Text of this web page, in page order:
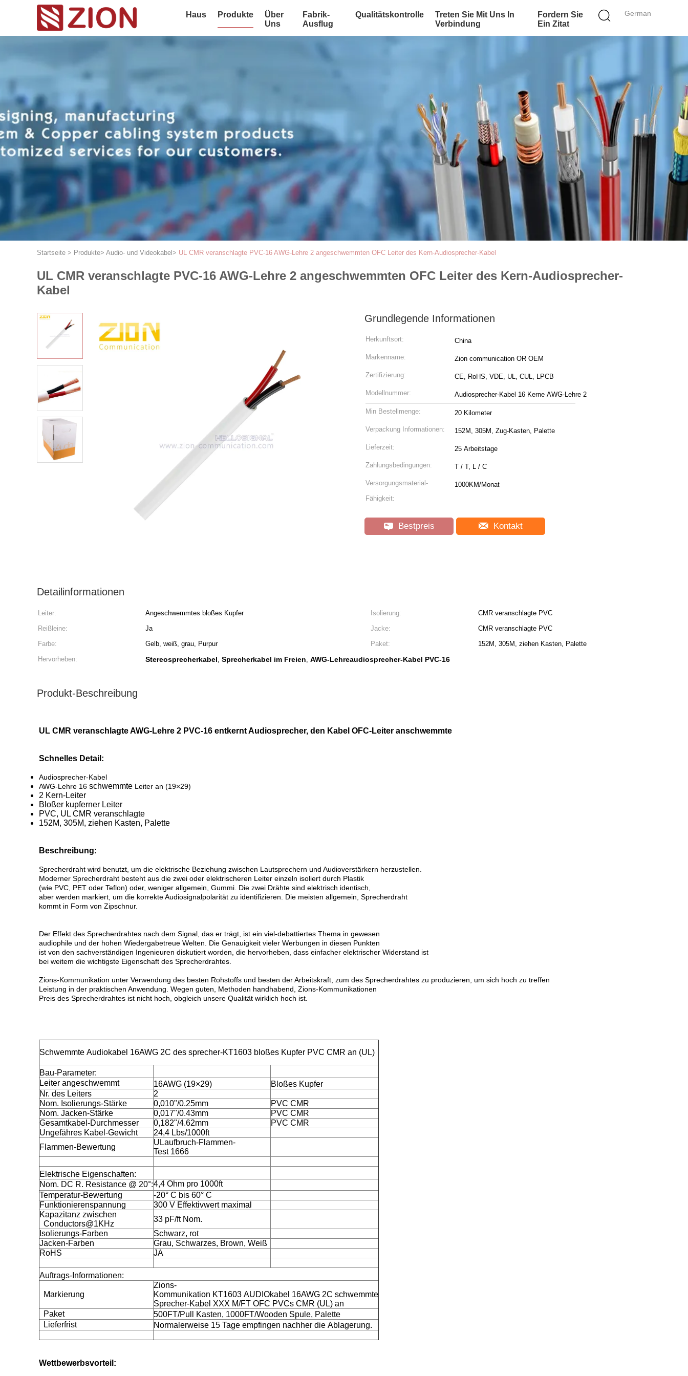
German
Haus Produkte
Über
Uns
Fabrik-
Ausflug
Qualitätskontrolle
Treten Sie Mit Uns In
Verbindung
Fordern Sie
Ein Zitat
Startseite > Produkte> Audio- und Videokabel > UL CMR veranschlagte PVC-16 AWG-Lehre 2 angeschwemmten OFC Leiter des Kern-Audiosprecher-Kabel
UL CMR veranschlagte PVC-16 AWG-Lehre 2 angeschwemmten OFC Leiter des Kern-Audiosprecher-
Kabel
Grundlegende Informationen
Herkunftsort: China
Markenname: Zion communication OR OEM
Zertifizierung: CE, RoHS, VDE, UL, CUL, LPCB
Modellnummer: Audiosprecher-Kabel 16 Kerne AWG-Lehre 2
Min Bestellmenge: 20 Kilometer
Verpackung Informationen: 152M, 305M, Zug-Kasten, Palette
Lieferzeit: 25 Arbeitstage
Zahlungsbedingungen: T / T, L / C
Versorgungsmaterial-
Fähigkeit:
1000KM/Monat
Bestpreis Kontakt
Detailinformationen
Leiter: Angeschwemmtes bloßes Kupfer Isolierung:
CMR veranschlagte PVC
Reißleine:
Ja Jacke:
CMR veranschlagte PVC
Farbe:
Gelb, weiß, grau, Purpur Paket:
152M, 305M, ziehen Kasten, Palette
Hervorheben:
Stereosprecherkabel, Sprecherkabel im Freien, AWG-Lehreaudiosprecher-Kabel PVC-16
Produkt-Beschreibung
UL CMR veranschlagte AWG-Lehre 2 PVC-16 entkernt Audiosprecher, den Kabel OFC-Leiter anschwemmte
Schnelles Detail:
Audiosprecher-Kabel
AWG-Lehre 16 schwemmte Leiter an (19×29)
2 Kern-Leiter
Bloßer kupferner Leiter
PVC, UL CMR veranschlagte
152M, 305M, ziehen Kasten, Palette
Beschreibung:
Sprecherdraht wird benutzt, um die elektrische Beziehung zwischen Lautsprechern und Audioverstärkern herzustellen.
Moderner Sprecherdraht besteht aus die zwei oder elektrischeren Leiter einzeln isoliert durch Plastik
(wie PVC, PET oder Teflon) oder, weniger allgemein, Gummi. Die zwei Drähte sind elektrisch identisch,
aber werden markiert, um die korrekte Audiosignalpolarität zu identifizieren. Die meisten allgemein, Sprecherdraht
kommt in Form von Zipschnur.
Der Effekt des Sprecherdrahtes nach dem Signal, das er trägt, ist ein viel-debattiertes Thema in gewesen
audiophile und der hohen Wiedergabetreue Welten. Die Genauigkeit vieler Werbungen in diesen Punkten
ist von den sachverständigen Ingenieuren diskutiert worden, die hervorheben, dass einfacher elektrischer Widerstand ist
bei weitem die wichtigste Eigenschaft des Sprecherdrahtes.
Zions-Kommunikation unter Verwendung des besten Rohstoffs und besten der Arbeitskraft, zum des Sprecherdrahtes zu produzieren, um sich hoch zu treffen
Leistung in der praktischen Anwendung. Wegen guten, Methoden handhabend, Zions-Kommunikationen
Preis des Sprecherdrahtes ist nicht hoch, obgleich unsere Qualität wirklich hoch ist.
Schwemmte Audiokabel 16AWG 2C des sprecher-KT1603 bloßes Kupfer PVC CMR an (UL)
Bau-Parameter:
Leiter angeschwemmt
16AWG (19×29)
Bloßes Kupfer
Nr. des Leiters
2
Nom. Isolierungs-Stärke
0,010"/0.25mm
PVC CMR
Nom. Jacken-Stärke
0,017"/0.43mm
PVC CMR
Gesamtkabel-Durchmesser
0,182"/4.62mm
PVC CMR
Ungefähres Kabel-Gewicht
24,4 Lbs/1000ft
Flammen-Bewertung
ULaufbruch-Flammen-
Test 1666
Elektrische Eigenschaften:
Nom. DC R. Resistance @ 20°:4,4 Ohm pro 1000ft
Temperatur-Bewertung
-20° C bis 60° C
Funktionierenspannung
300 V Effektivwert maximal
Kapazitanz zwischen
Conductors@1KHz
33 pF/ft Nom.
Isolierungs-Farben
Schwarz, rot
Jacken-Farben
Grau, Schwarzes, Brown, Weiß
RoHS
JA
Auftrags-Informationen:
Markierung
Zions-
Kommunikation KT1603 AUDIOkabel 16AWG 2C schwemmte
Sprecher-Kabel XXX M/FT OFC PVCs CMR (UL) an
Paket
500FT/Pull Kasten, 1000FT/Wooden Spule, Palette
Lieferfrist
Normalerweise 15 Tage empfingen nachher die Ablagerung.
Wettbewerbsvorteil: